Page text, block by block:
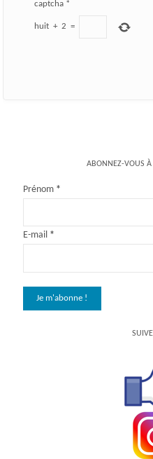
captcha*
huit + 2 =
ABONNEZ-VOUS À
Prénom *
E-mail *